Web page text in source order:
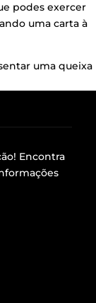
podes exercer
uma carta à
uma queixa
! Encontra